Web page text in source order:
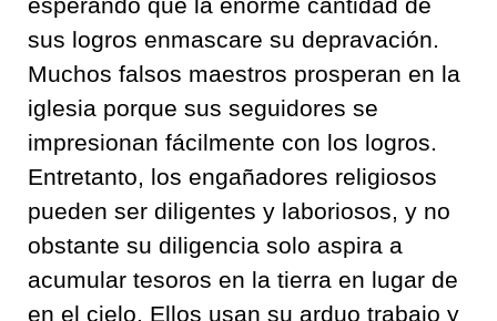
sus logros enmascare su depravación.
Muchos falsos maestros prosperan en la
iglesia porque sus seguidores se
impresionan fácilmente con los logros.
Entretanto, los engañadores religiosos
pueden ser diligentes y laboriosos, y no
obstante su diligencia solo aspira a
acumular tesoros en la tierra en lugar de
en el cielo. Ellos usan su arduo trabajo y